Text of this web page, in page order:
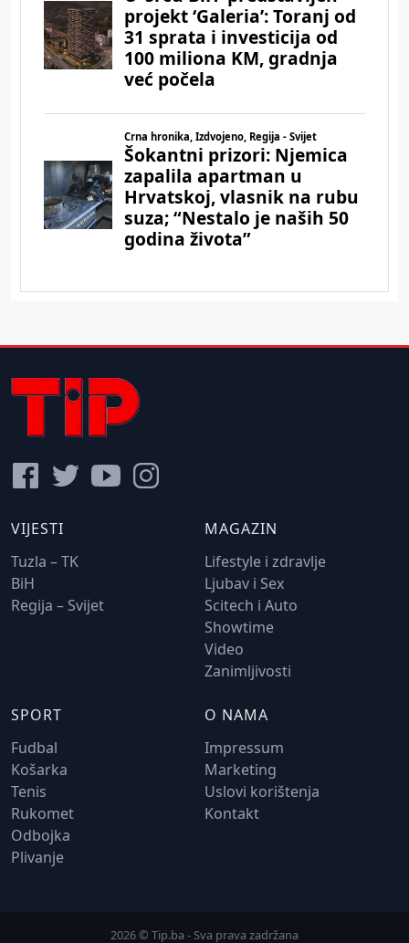
VIJESTI
Tuzla – TK
BiH
Regija – Svijet
MAGAZIN
Lifestyle i zdravlje
Ljubav i Sex
Scitech i Auto
Showtime
Video
Zanimljivosti
SPORT
Fudbal
Košarka
Tenis
Rukomet
Odbojka
Plivanje
O NAMA
Impressum
Marketing
Uslovi korištenja
Kontakt
2026 © Tip.ba - Sva prava zadržana